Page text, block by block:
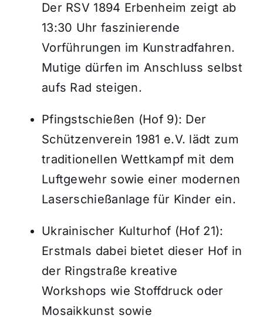
Der RSV 1894 Erbenheim zeigt ab
13:30 Uhr faszinierende
Vorführungen im Kunstradfahren.
Mutige dürfen im Anschluss selbst
aufs Rad steigen.
Pfingstschießen (Hof 9): Der
Schützenverein 1981 e.V. lädt zum
traditionellen Wettkampf mit dem
Luftgewehr sowie einer modernen
Laserschießanlage für Kinder ein.
Ukrainischer Kulturhof (Hof 21):
Erstmals dabei bietet dieser Hof in
der Ringstraße kreative
Workshops wie Stoffdruck oder
Mosaikkunst sowie